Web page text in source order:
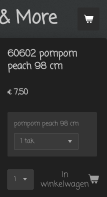
More
60602 pompom
peach 98 cm
€ 7,50
pompom peach 98 cm
In
winkelwagen